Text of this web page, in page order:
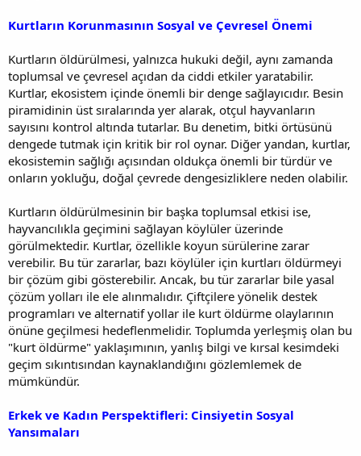
Kurtların Korunmasının Sosyal ve Çevresel Önemi
Kurtların öldürülmesi, yalnızca hukuki değil, aynı zamanda
toplumsal ve çevresel açıdan da ciddi etkiler yaratabilir.
Kurtlar, ekosistem içinde önemli bir denge sağlayıcıdır. Besin
piramidinin üst sıralarında yer alarak, otçul hayvanların
sayısını kontrol altında tutarlar. Bu denetim, bitki örtüsünü
dengede tutmak için kritik bir rol oynar. Diğer yandan, kurtlar,
ekosistemin sağlığı açısından oldukça önemli bir türdür ve
onların yokluğu, doğal çevrede dengesizliklere neden olabilir.
Kurtların öldürülmesinin bir başka toplumsal etkisi ise,
hayvancılıkla geçimini sağlayan köylüler üzerinde
görülmektedir. Kurtlar, özellikle koyun sürülerine zarar
verebilir. Bu tür zararlar, bazı köylüler için kurtları öldürmeyi
bir çözüm gibi gösterebilir. Ancak, bu tür zararlar bile yasal
çözüm yolları ile ele alınmalıdır. Çiftçilere yönelik destek
programları ve alternatif yollar ile kurt öldürme olaylarının
önüne geçilmesi hedeflenmelidir. Toplumda yerleşmiş olan bu
"kurt öldürme" yaklaşımının, yanlış bilgi ve kırsal kesimdeki
geçim sıkıntısından kaynaklandığını gözlemlemek de
mümkündür.
Erkek ve Kadın Perspektifleri: Cinsiyetin Sosyal
Yansımaları